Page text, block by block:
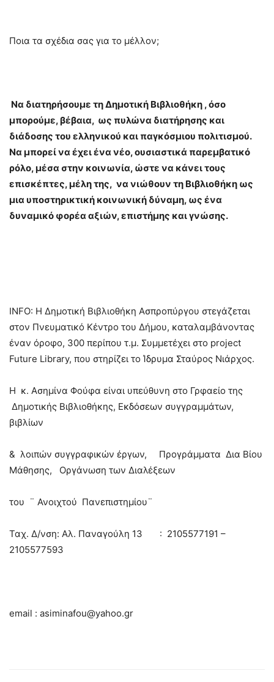
Ποια τα σχέδια σας για το μέλλον;
Να διατηρήσουμε τη Δημοτική Βιβλιοθήκη , όσο
μπορούμε, βέβαια, ως πυλώνα διατήρησης και
διάδοσης του ελληνικού και παγκόσμιου πολιτισμού.
Να μπορεί να έχει ένα νέο, ουσιαστικά παρεμβατικό
ρόλο, μέσα στην κοινωνία, ώστε να κάνει τους
επισκέπτες, μέλη της, να νιώθουν τη Βιβλιοθήκη ως
μια υποστηρικτική κοινωνική δύναμη, ως ένα
δυναμικό φορέα αξιών, επιστήμης και γνώσης.
INFO: Η Δημοτική Βιβλιοθήκη Ασπροπύργου στεγάζεται
στον Πνευματικό Κέντρο του Δήμου, καταλαμβάνοντας
έναν όροφο, 300 περίπου τ.μ. Συμμετέχει στο project
Future Library, που στηρίζει το Ίδρυμα Σταύρος Νιάρχος.
H κ. Ασημίνα Φούφα είναι υπεύθυνη στο Γρφαείο της
Δημοτικής Βιβλιοθήκης, Εκδόσεων συγγραμμάτων,
βιβλίων
& λοιπών συγγραφικών έργων, Προγράμματα Δια Βίου
Μάθησης, Οργάνωση των Διαλέξεων
του ¨ Ανοιχτού Πανεπιστημίου¨
Ταχ. Δ/νση: Αλ. Παναγούλη 13 : 2105577191 –
2105577593
email : asiminafou@yahoo.gr